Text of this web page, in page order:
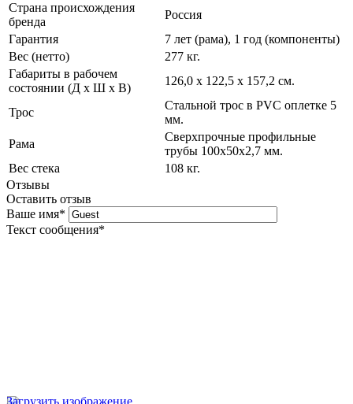
Страна происхождения
бренда
Россия
Гарантия
7 лет (рама), 1 год (компоненты)
Вес (нетто)
277 кг.
Габариты в рабочем
состоянии (Д х Ш х В)
126,0 х 122,5 х 157,2 cм.
Трос
Стальной трос в PVC оплетке 5
мм.
Рама
Сверхпрочные профильные
трубы 100х50х2,7 мм.
Вес стека
108 кг.
Отзывы
Оставить отзыв
Ваше имя*
Текст сообщения*